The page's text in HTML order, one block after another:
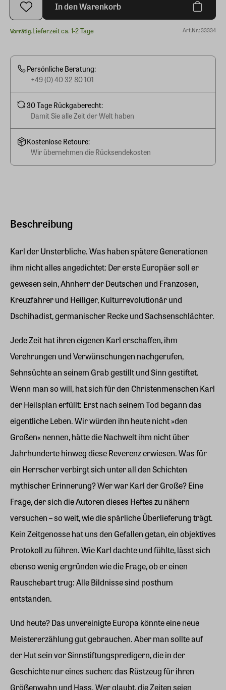
Beschreibung
Karl der Unsterbliche. Was haben spätere Generationen
ihm nicht alles angedichtet: Der erste Europäer soll er
gewesen sein, Ahnherr der Deutschen und Franzosen,
Kreuzfahrer und Heiliger, Kulturrevolutionär und
Dschihadist, germanischer Recke und Sachsenschlächter.
Jede Zeit hat ihren eigenen Karl erschaffen, ihm
Verehrungen und Verwünschungen nachgerufen,
Sehnsüchte an seinem Grab gestillt und Sinn gestiftet.
Wenn man so will, hat sich für den Christenmenschen Karl
der Heilsplan erfüllt: Erst nach seinem Tod begann das
eigentliche Leben. Wir würden ihn heute nicht »den
Großen« nennen, hätte die Nachwelt ihm nicht über
Jahrhunderte hinweg diese Reverenz erwiesen. Was für
ein Herrscher verbirgt sich unter all den Schichten
mythischer Erinnerung? Wer war Karl der Große? Eine
Frage, der sich die Autoren dieses Heftes zu nähern
versuchen – so weit, wie die spärliche Überlieferung trägt.
Kein Zeitgenosse hat uns den Gefallen getan, ein objektives
Protokoll zu führen. Wie Karl dachte und fühlte, lässt sich
ebenso wenig ergründen wie die Frage, ob er einen
Rauschebart trug: Alle Bildnisse sind posthum
entstanden.
Und heute? Das unvereinigte Europa könnte eine neue
Meistererzählung gut gebrauchen. Aber man sollte auf
der Hut sein vor Sinnstiftungspredigern, die in der
Geschichte nur eines suchen: das Rüstzeug für ihren
Größenwahn und Hass. Wer glaubt, die Zeiten seien
In den Warenkorb
Vorrätig.Lieferzeit ca. 1-2 Tage Art.Nr.: 33334
Persönliche Beratung:
+49 (0) 40 32 80 101
30 Tage Rückgaberecht:
Damit Sie alle Zeit der Welt haben
Kostenlose Retoure:
Wir übernehmen die Rücksendekosten